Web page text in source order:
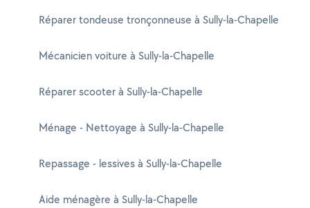
Réparer tondeuse tronçonneuse à Sully-la-Chapelle
Mécanicien voiture à Sully-la-Chapelle
Réparer scooter à Sully-la-Chapelle
Ménage - Nettoyage à Sully-la-Chapelle
Repassage - lessives à Sully-la-Chapelle
Aide ménagère à Sully-la-Chapelle